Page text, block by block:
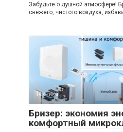
Забудьте о душной атмосфере!
свежего, чистого воздуха,
Техника
Бризер: экономия
комфортный